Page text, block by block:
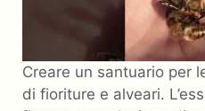
Creare un santuario per
di fioriture e alveari.